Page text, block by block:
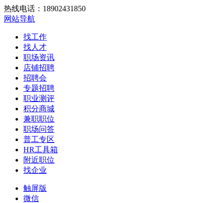
热线电话：18902431850
网站导航
找工作
找人才
职场资讯
店铺招聘
招聘会
专题招聘
职业测评
积分商城
兼职职位
职场问答
普工专区
HR工具箱
附近职位
找企业
触屏版
微信